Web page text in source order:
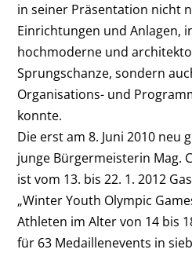
in seiner Präsentation nicht
Einrichtungen und Anlagen,
hochmoderne und
Sprungschanze, sondern
Organisations- und
konnte.
Die erst am 8. Juni 2010 neu
junge Bürgermeisterin Mag.
ist vom 13. bis 22. 1. 2012
„Winter Youth Olympic
Athleten im Alter von 14 bis
für 63 Medaillenevents in